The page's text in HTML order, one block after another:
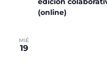
(online)
MIÉ
19